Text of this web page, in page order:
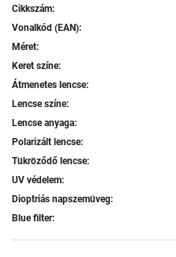
Cikkszám:
Vonalkód (EAN):
Méret:
Keret színe:
Átmenetes lencse:
Lencse színe:
Lencse anyaga:
Polarizált lencse:
Tükröződő lencse:
UV védelem:
Dioptriás napszemüveg:
Blue filter: